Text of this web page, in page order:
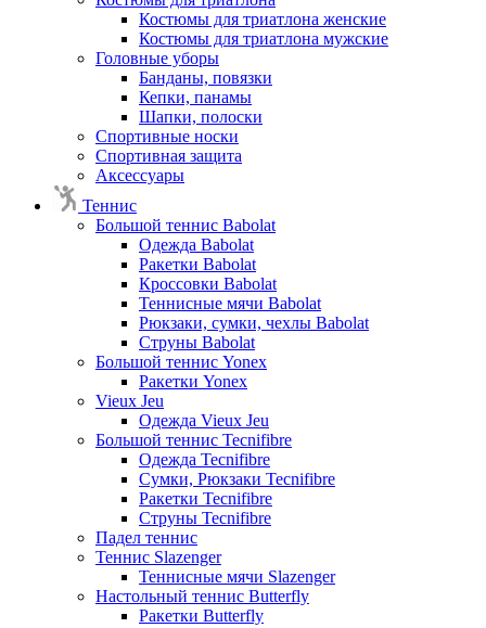
Костюмы для триатлона женские
Костюмы для триатлона мужские
Головные уборы
Банданы, повязки
Кепки, панамы
Шапки, полоски
Спортивные носки
Спортивная защита
Аксессуары
Теннис
Большой теннис Babolat
Одежда Babolat
Ракетки Babolat
Кроссовки Babolat
Теннисные мячи Babolat
Рюкзаки, сумки, чехлы Babolat
Струны Babolat
Большой теннис Yonex
Ракетки Yonex
Vieux Jeu
Одежда Vieux Jeu
Большой теннис Tecnifibre
Одежда Tecnifibre
Сумки, Рюкзаки Tecnifibre
Ракетки Tecnifibre
Струны Tecnifibre
Падел теннис
Теннис Slazenger
Теннисные мячи Slazenger
Настольный теннис Butterfly
Ракетки Butterfly